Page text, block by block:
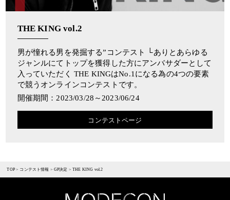
THE KING vol.2
男が憧れる男を発掘する”コンテスト └ありとあらゆる
ジャンルにてトップを獲得した方にアンバサダーとして
入っていただく THE KINGはNo.1になる為の4つの要素
で競うオンラインコンテストです。
開催期間：2023/03/28～2023/06/24
コンテストページ
TOP> コンテスト情報 >GP決定 >THE KING vol.2